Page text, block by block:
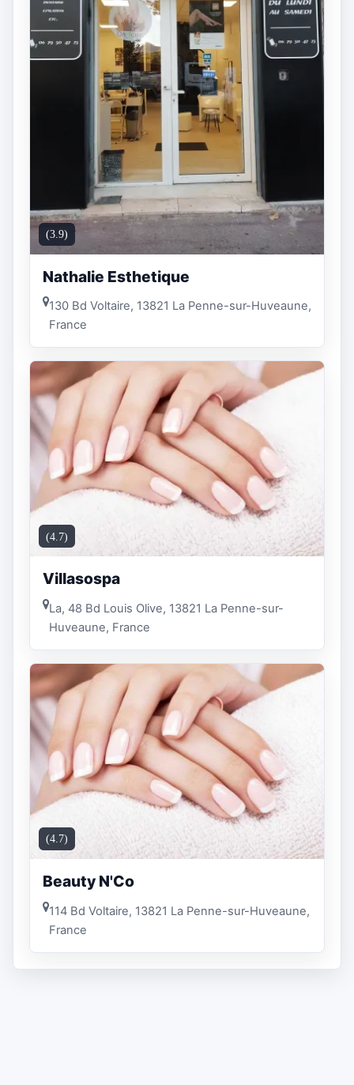
(3.9)
Nathalie Esthetique
130 Bd Voltaire, 13821 La Penne-sur-Huveaune,
France
(4.7)
Villasospa
La, 48 Bd Louis Olive, 13821 La Penne-sur-
Huveaune, France
(4.7)
Beauty N'Co
114 Bd Voltaire, 13821 La Penne-sur-Huveaune,
France